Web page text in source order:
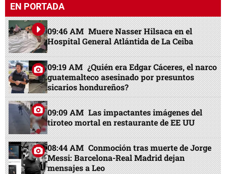
EN PORTADA
09:46 AM Muere Nasser Hilsaca en el
Hospital General Atlántida de La Ceiba
09:19 AM ¿Quién era Edgar Cáceres, el narco
guatemalteco asesinado por presuntos
sicarios hondureños?
09:09 AM Las impactantes imágenes del
tiroteo mortal en restaurante de EE UU
08:44 AM Conmoción tras muerte de Jorge
Messi: Barcelona-Real Madrid dejan
mensajes a Leo